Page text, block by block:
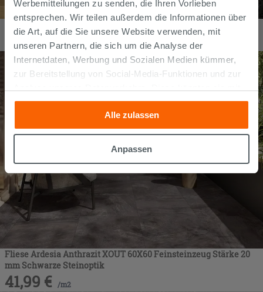
Werbemitteilungen zu senden, die Ihren Vorlieben
entsprechen. Wir teilen außerdem die Informationen über
die Art, auf die Sie unsere Website verwenden, mit
unseren Partnern, die sich um die Analyse der
Internetdaten, Werbung und Sozialen Medien kümmer,
zur Bereitstellung von Social-Media-Funktionen und zur
anderen Informationen, die Sie ihnen geliefert haben oder
die sie aufgrund Ihrer Verwendung ihrer Dienste
gesammelt haben, kombinieren. Falls Sie mehr wissen
möchten oder Ihre Zustimmung zu allen oder einigen
Zustimmung kann durch Klicken auf die Schaltfläche
„Cookies akzeptieren“ gegeben werden. Wenn Sie auf
die Schaltfläche "X" klicken, können Sie das Surfen erst
nach der Installation der technischen Cookies fortsetzen.
Alle zulassen
Anpassen
Glasmosaik Chester Black 31,8x31,8 cm Schwarz
79,99 € /m2
Fliese Ardesia Anthrazit XOUT 60X60 Feinsteinzeug Stärke 20
mm Schwarze Steinoptik
41,99 € /m2